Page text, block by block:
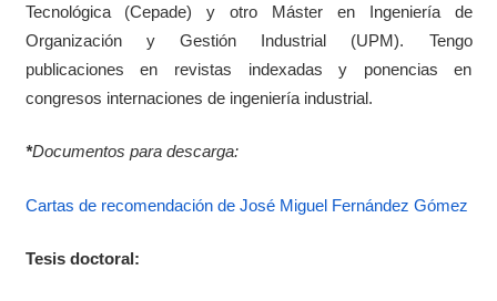
Tecnológica (Cepade) y otro Máster en Ingeniería de
Organización y Gestión Industrial (UPM). Tengo
publicaciones en revistas indexadas y ponencias en
congresos internaciones de ingeniería industrial.
*Documentos para descarga:
Cartas de recomendación de José Miguel Fernández Gómez
Tesis doctoral: